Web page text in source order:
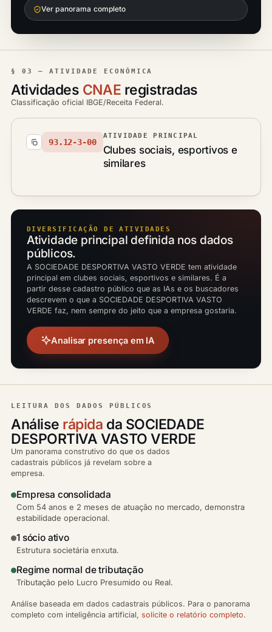
Ver panorama completo
§ 03 — ATIVIDADE ECONÔMICA
Atividades CNAE registradas
Classificação oficial IBGE/Receita Federal.
93.12-3-00
ATIVIDADE PRINCIPAL
Clubes sociais, esportivos e
similares
DIVERSIFICAÇÃO DE ATIVIDADES
Atividade principal definida nos dados
públicos.
A SOCIEDADE DESPORTIVA VASTO VERDE tem atividade
principal em clubes sociais, esportivos e similares. É a
partir desse cadastro público que as IAs e os buscadores
descrevem o que a SOCIEDADE DESPORTIVA VASTO
VERDE faz, nem sempre do jeito que a empresa gostaria.
Analisar presença em IA
LEITURA DOS DADOS PÚBLICOS
Análise rápida da SOCIEDADE
DESPORTIVA VASTO VERDE
Um panorama construtivo do que os dados
cadastrais públicos já revelam sobre a
empresa.
Empresa consolidada
Com 54 anos e 2 meses de atuação no mercado, demonstra
estabilidade operacional.
1 sócio ativo
Estrutura societária enxuta.
Regime normal de tributação
Tributação pelo Lucro Presumido ou Real.
Análise baseada em dados cadastrais públicos. Para o panorama
completo com inteligência artificial, solicite o relatório completo.